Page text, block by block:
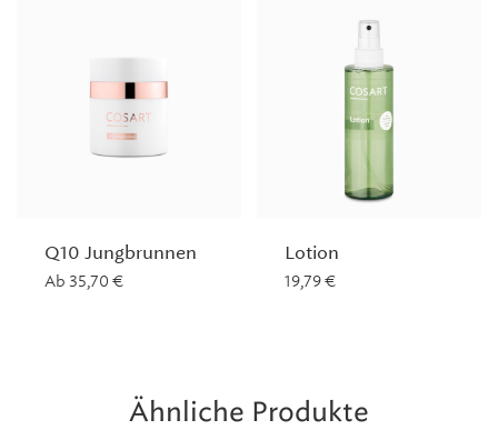
Q10 Jungbrunnen
Ab 35,70 €
Lotion
19,79€
Ähnliche Produkte